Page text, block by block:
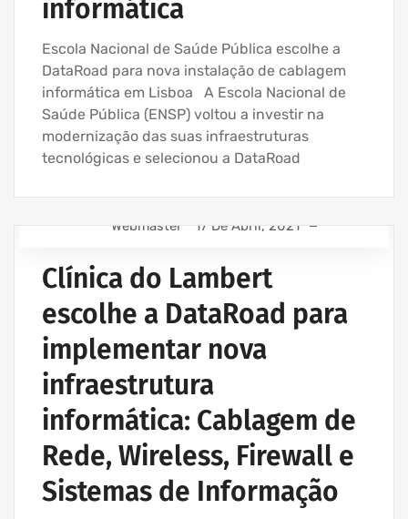
informática
Escola Nacional de Saúde Pública escolhe a
DataRoad para nova instalação de cablagem
informática em Lisboa A Escola Nacional de
Saúde Pública (ENSP) voltou a investir na
modernização das suas infraestruturas
tecnológicas e selecionou a DataRoad
PARA EMPRESAS
ASSISTÊNCIA INFORMÁTICA E SERVIÇOS IT
AVENÇA DE SERVIÇOS INFORMÁTICA
EMPRESA ASSISTÊNCIA INFORMÁTICA | SERVIÇOS
INFORMÁTICA
INSTALAÇÃO CABLAGEM DE REDE
INSTALAÇÃO DE REDES WIRELESS EMPRESAS
REDE ESTRUTURADA INFORMÁTICA
Webmaster 17 De Abril, 2021
Clínica do Lambert
escolhe a DataRoad para
implementar nova
infraestrutura
informática: Cablagem de
Rede, Wireless, Firewall e
Sistemas de Informação